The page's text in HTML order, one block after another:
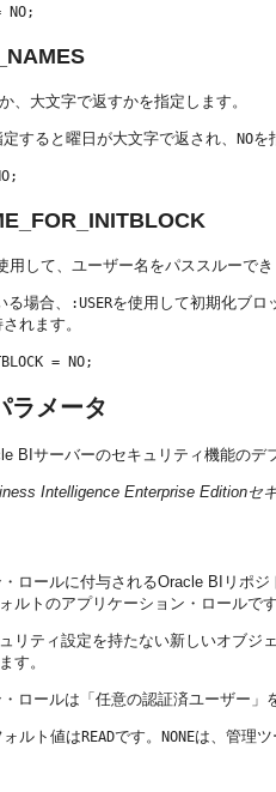
NO;
、大文字で返すかを指定します。
定すると曜日が大文字で返され、 NOを
用して、ユーザー名をパススルーで
場合、 :USERを使用して初期化ブロ
れます。
= NO;
ラメータ
BIサーバーのセキュリティ機能のデ
Intelligence Enterprise Editionセ
ロールに付与されるOracle BIリポ
ルトのアプリケーション・ロールで
リティ設定を持たない新しいオブ
す。
ロールは「任意の認証済ユーザー
ルト値はREADです。 NONEは、 管理ツ